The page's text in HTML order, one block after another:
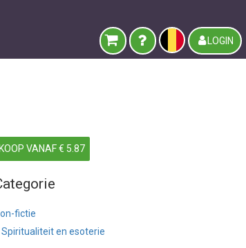
LOGIN
KOOP VANAF € 5.87
fictie
Spiritualiteit en esoterie